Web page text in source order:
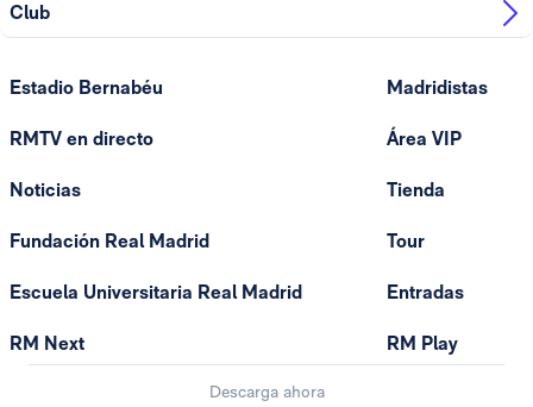
Club
Estadio Bernabéu
RMTV en directo
Noticias
Fundación Real Madrid
Escuela Universitaria Real Madrid
RM Next
Madridistas
Área VIP
Tienda
Tour
Entradas
RM Play
Descarga ahora